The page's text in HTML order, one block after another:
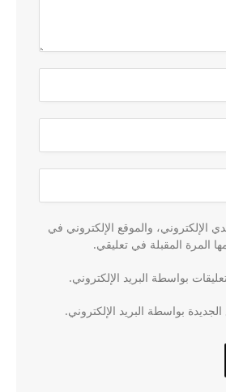
الإلكتروني، والموقع الإلكتروني في
المرة المقبلة في تعليقي.
بواسطة البريد الإلكتروني.
بواسطة البريد الإلكتروني.